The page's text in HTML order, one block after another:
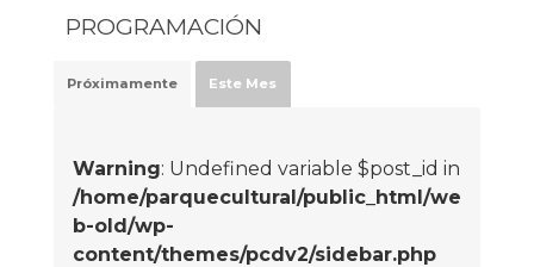
PROGRAMACIÓN
Próximamente Este Mes
Warning: Undefined variable $post_id in
/home/parquecultural/public_html/we
b-old/wp-
content/themes/pcdv2/sidebar.php